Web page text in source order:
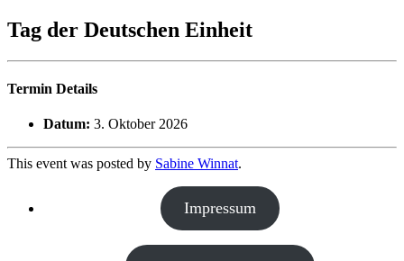
Tag der Deutschen Einheit
Termin Details
Datum: 3. Oktober 2026
This event was posted by Sabine Winnat.
Impressum